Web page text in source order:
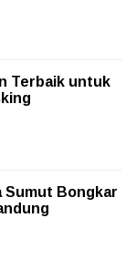
Terbaik untuk
Sumut Bongkar